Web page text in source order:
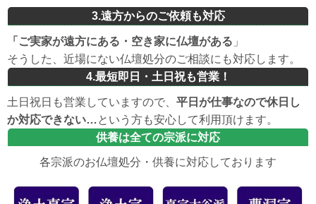
3.遠方からのご依頼も対応
「ご実家が遠方にある・空き家に仏壇がある 」
そうした、近場にない仏壇処分のご相談にも対応します。
4.最短即日・土日祝も営業！
土日祝日も営業していますので、 平日が仕事なので休日し
か対応できない…という方も安心して利用頂けます。
供養は全ての宗派に対応
各宗派のお仏壇処分・供養に対応しております